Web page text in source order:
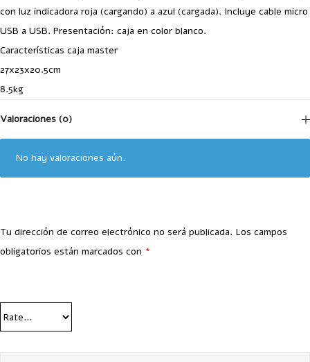
con luz indicadora roja (cargando) a azul (cargada). Incluye cable micro
USB a USB. Presentación: caja en color blanco.
Características caja master
27x23x20.5cm
8.5kg
Valoraciones (0)
No hay valoraciones aún.
Tu dirección de correo electrónico no será publicada. Los campos
obligatorios están marcados con *